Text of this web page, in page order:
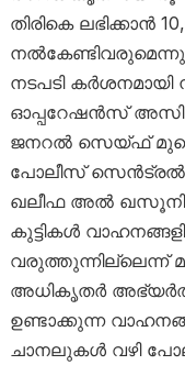
തിരികെ ലഭിക്കാൻ
നടപടി
ഓപ്പറേഷൻസ്
ജനറൽ സെയ്ഫ്
പോലീസ് സെൻട്രൽ
ഖലീഫ അൽ
കുട്ടികൾ
വരുത്തുന്നില്ലെന്ന്
അധികൃതർ
ഉണ്ടാക്കുന്ന
ചാനലുകൾ വഴി